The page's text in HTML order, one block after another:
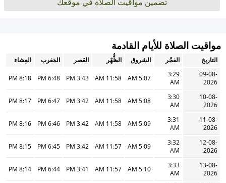
مواقيت الصلاة للأيام القادمة
التاريخ الفجْر الشروق الظُّهْر العَصر المَغرب
العِشاء
09-08-
2026
3:29
AM
5:07 AM
11:58 AM
3:43 PM
6:48 PM
8:18 PM
10-08-
2026
3:30
AM
5:08 AM
11:58 AM
3:42 PM
6:47 PM
8:17 PM
11-08-
2026
3:31
AM
5:09 AM
11:58 AM
3:42 PM
6:46 PM
8:16 PM
12-08-
2026
3:32
AM
5:09 AM
11:57 AM
3:42 PM
6:45 PM
8:15 PM
13-08-
2026
3:33
AM
5:10 AM
11:57 AM
3:41 PM
6:44 PM
8:14 PM